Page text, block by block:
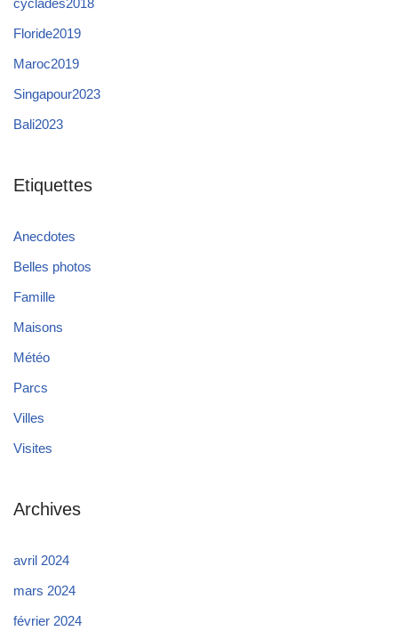
cyclades2018
Floride2019
Maroc2019
Singapour2023
Bali2023
Etiquettes
Anecdotes
Belles photos
Famille
Maisons
Météo
Parcs
Villes
Visites
Archives
avril 2024
mars 2024
février 2024